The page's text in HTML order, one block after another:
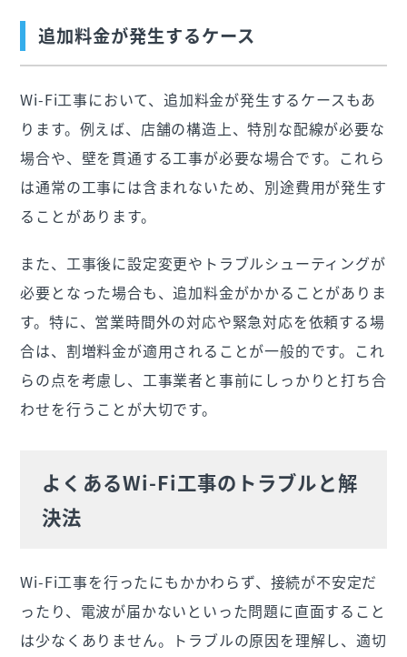
追加料金が発生するケース
Wi-Fi工事において、追加料金が発生するケースもあ
ります。例えば、店舗の構造上、特別な配線が必要な
場合や、壁を貫通する工事が必要な場合です。これら
は通常の工事には含まれないため、別途費用が発生す
ることがあります。
また、工事後に設定変更やトラブルシューティングが
必要となった場合も、追加料金がかかることがありま
す。特に、営業時間外の対応や緊急対応を依頼する場
合は、割増料金が適用されることが一般的です。これ
らの点を考慮し、工事業者と事前にしっかりと打ち合
わせを行うことが大切です。
よくあるWi-Fi工事のトラブルと解
決法
Wi-Fi工事を行ったにもかかわらず、接続が不安定だ
ったり、電波が届かないといった問題に直面すること
は少なくありません。トラブルの原因を理解し、適切